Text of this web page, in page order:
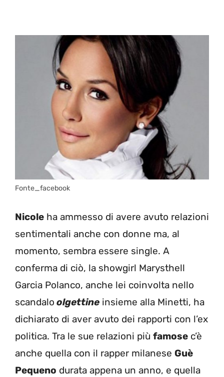
Fonte_facebook
Nicole ha ammesso di avere avuto relazioni
sentimentali anche con donne ma, al
momento, sembra essere single. A
conferma di ciò, la showgirl Marysthell
Garcia Polanco, anche lei coinvolta nello
scandalo olgettine insieme alla Minetti, ha
dichiarato di aver avuto dei rapporti con l’ex
politica. Tra le sue relazioni più famose c’è
anche quella con il rapper milanese Guè
Pequeno durata appena un anno, e quella